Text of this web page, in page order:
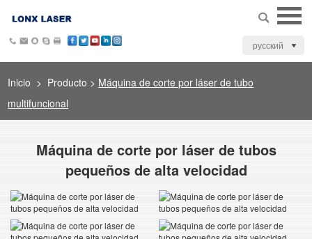
русский
Inicio > Producto > Máquina de corte por láser de tubo
multifuncional
Máquina de corte por láser de tubos
pequeños de alta velocidad